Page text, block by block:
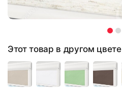
Этот товар в другом цвете